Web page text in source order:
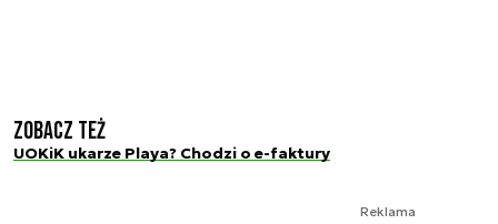
Zobacz też
UOKiK ukarze Playa? Chodzi o e-faktury
Reklama